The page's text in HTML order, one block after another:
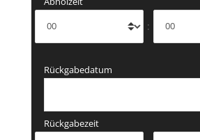
:
Rückgabedatum
Rückgabezeit